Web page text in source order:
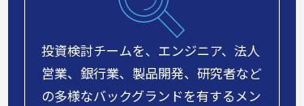
投資検討チームを、エンジニア、法人
営業、銀行業、製品開発、研究者など
の多様なバックグランドを有するメン